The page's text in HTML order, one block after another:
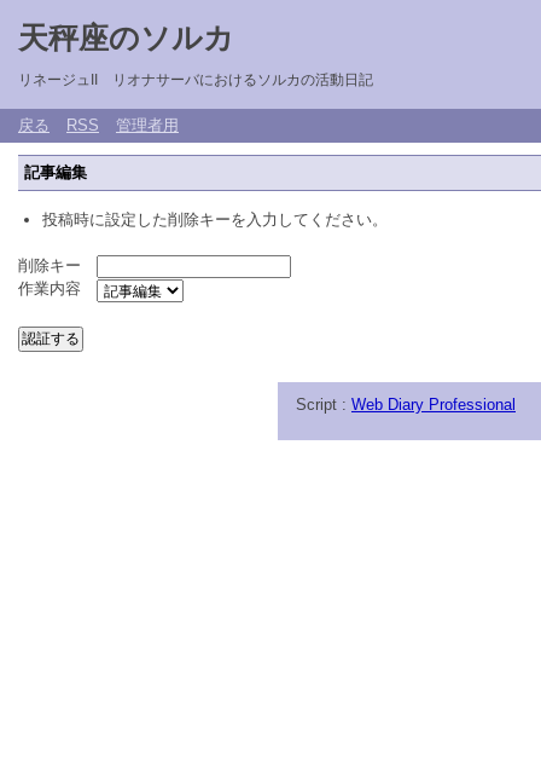
天秤座のソルカ
リネージュII リオナサーバにおけるソルカの活動日記
戻る RSS 管理者用
記事編集
投稿時に設定した削除キーを入力してください。
削除キー
作業内容
Script : Web Diary Professional